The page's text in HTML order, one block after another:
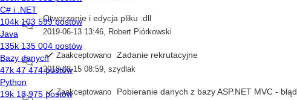
Otworzenie i edycja pliku .dll
2019-06-13 13:46, Robert Piórkowski
Zaakceptowano Zadanie rekrutacyjne
2018-08-15 08:59 szydlak
Zaakceptowano Pobieranie danych z bazy ASP.NET MVC - błąd